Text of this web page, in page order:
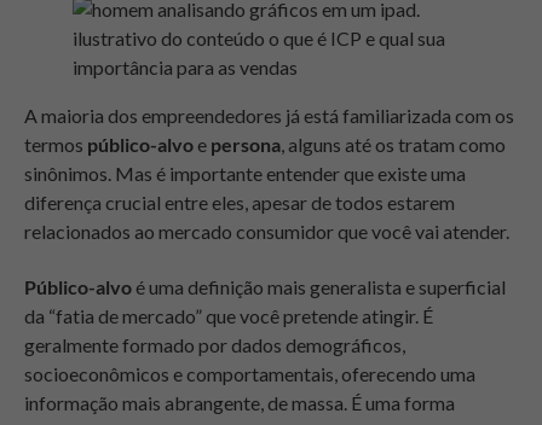
A maioria dos empreendedores já está familiarizada com os
termos público-alvo e persona, alguns até os tratam como
sinônimos. Mas é importante entender que existe uma
diferença crucial entre eles, apesar de todos estarem
relacionados ao mercado consumidor que você vai atender.
Público-alvo é uma definição mais generalista e superficial
da “fatia de mercado” que você pretende atingir. É
geralmente formado por dados demográficos,
socioeconômicos e comportamentais, oferecendo uma
informação mais abrangente, de massa. É uma forma